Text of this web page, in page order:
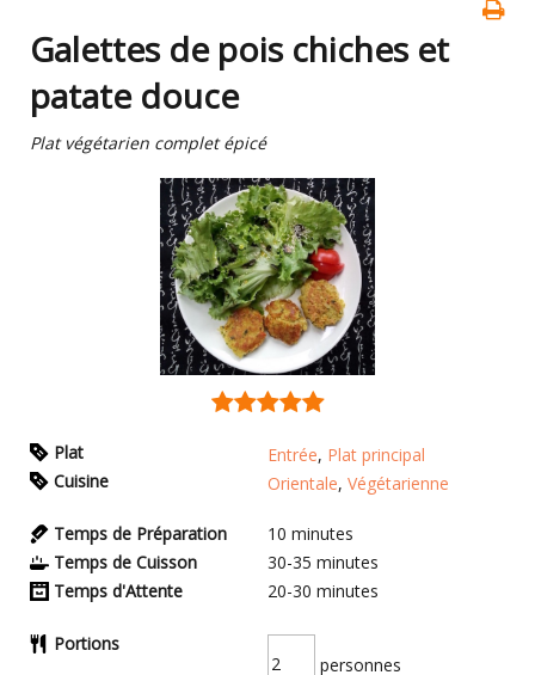
Galettes de pois chiches et
patate douce
Plat végétarien complet épicé
Plat Entrée, Plat principal
Cuisine
Orientale, Végétarienne
Temps de Préparation 10 minutes
Temps de Cuisson
30-35 minutes
Temps d'Attente
20-30 minutes
Portions
personnes